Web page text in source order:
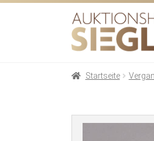
Zur
Navigation
springen
Zum
Inhalt
springen
Startseite